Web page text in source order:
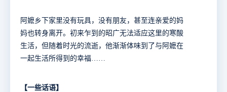
阿嬷乡下家里没有玩具，没有朋友，甚至连亲爱的妈
妈也转身离开。初来乍到的昭广无法适应这里的寒酸
生活，但随着时光的流逝，他渐渐体味到了与阿嬷在
一起生活所得到的幸福……
【一些话语】